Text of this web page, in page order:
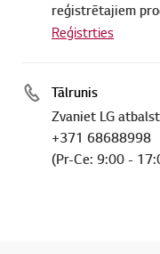
reģistrētajiem
Reģistrties
Tālrunis
Zvaniet LG
+371 68688998
(Pr-Ce: 9:00 -